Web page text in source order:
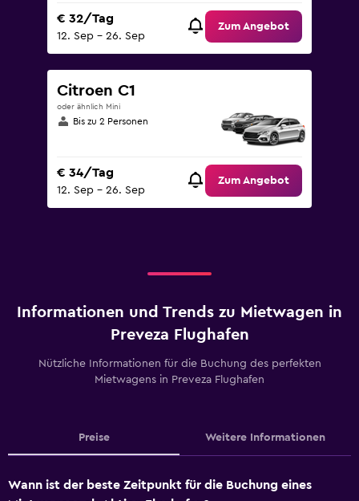
€ 32/Tag
12. Sep – 26. Sep
Zum Angebot
Citroen C1
oder ähnlich Mini
Bis zu 2 Personen
€ 34/Tag
12. Sep – 26. Sep
Zum Angebot
Informationen und Trends zu Mietwagen in
Preveza Flughafen
Nützliche Informationen für die Buchung des perfekten
Mietwagens in Preveza Flughafen
Preise Weitere Informationen
Wann ist der beste Zeitpunkt für die Buchung eines